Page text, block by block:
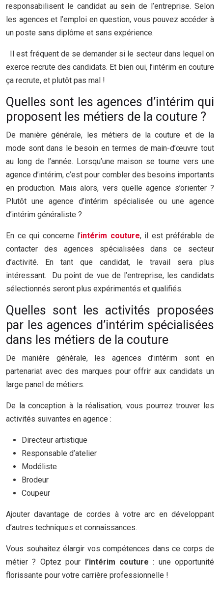
responsabilisent le candidat au sein de l’entreprise. Selon
les agences et l’emploi en question, vous pouvez accéder à
un poste sans diplôme et sans expérience.
Il est fréquent de se demander si le secteur dans lequel on
exerce recrute des candidats. Et bien oui, l’intérim en couture
ça recrute, et plutôt pas mal !
Quelles sont les agences d’intérim qui
proposent les métiers de la couture ?
De manière générale, les métiers de la couture et de la
mode sont dans le besoin en termes de main-d’œuvre tout
au long de l’année. Lorsqu’une maison se tourne vers une
agence d’intérim, c’est pour combler des besoins importants
en production. Mais alors, vers quelle agence s’orienter ?
Plutôt une agence d’intérim spécialisée ou une agence
d’intérim généraliste ?
En ce qui concerne l’intérim couture, il est préférable de
contacter des agences spécialisées dans ce secteur
d’activité. En tant que candidat, le travail sera plus
intéressant. Du point de vue de l’entreprise, les candidats
sélectionnés seront plus expérimentés et qualifiés.
Quelles sont les activités proposées
par les agences d’intérim spécialisées
dans les métiers de la couture
De manière générale, les agences d’intérim sont en
partenariat avec des marques pour offrir aux candidats un
large panel de métiers.
De la conception à la réalisation, vous pourrez trouver les
activités suivantes en agence :
Directeur artistique
Responsable d’atelier
Modéliste
Brodeur
Coupeur
Ajouter davantage de cordes à votre arc en développant
d’autres techniques et connaissances.
Vous souhaitez élargir vos compétences dans ce corps de
métier ? Optez pour l’intérim couture : une opportunité
florissante pour votre carrière professionnelle !